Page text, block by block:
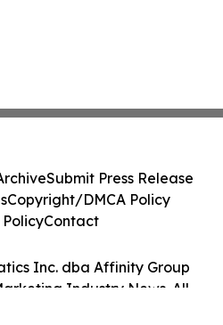
Inc. dba Affinity Group
Industry News. All
Submit Press Release
Copyright/DMCA Policy
Contact